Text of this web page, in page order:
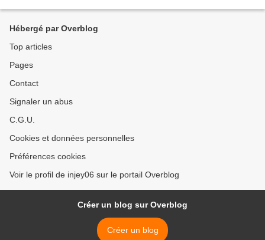
Hébergé par Overblog
Top articles
Pages
Contact
Signaler un abus
C.G.U.
Cookies et données personnelles
Préférences cookies
Voir le profil de injey06 sur le portail Overblog
Créer un blog sur Overblog
Créer un blog